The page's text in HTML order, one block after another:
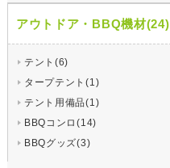
アウトドア・BBQ機材(24)
テント(6)
タープテント(1)
テント用備品(1)
BBQコンロ(14)
BBQグッズ(3)